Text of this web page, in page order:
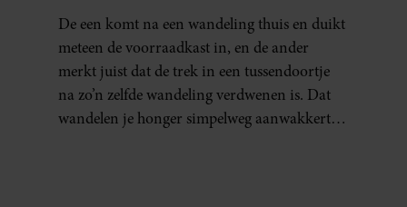
De een komt na een wandeling thuis en duikt
meteen de voorraadkast in, en de ander
merkt juist dat de trek in een tussendoortje
na zo’n zelfde wandeling verdwenen is. Dat
wandelen je honger simpelweg aanwakkert,